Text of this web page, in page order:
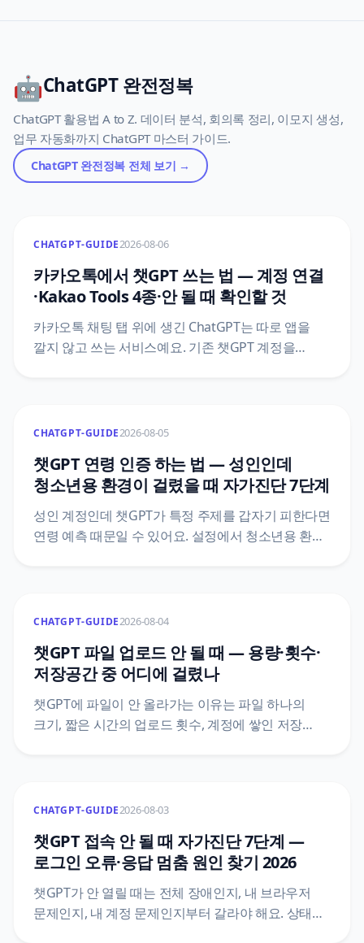
🤖ChatGPT 완전정복
ChatGPT 활용법 A to Z. 데이터 분석, 회의록 정리, 이모지 생성,
업무 자동화까지 ChatGPT 마스터 가이드.
ChatGPT 완전정복 전체 보기 →
CHATGPT-GUIDE2026-08-06
카카오톡에서 챗GPT 쓰는 법 — 계정 연결
·Kakao Tools 4종·안 될 때 확인할 것
카카오톡 채팅 탭 위에 생긴 ChatGPT는 따로 앱을
깔지 않고 쓰는 서비스예요. 기존 챗GPT 계정을
고객센터와 오픈AI 공식 문서 기준으로 정리했어요.
CHATGPT-GUIDE2026-08-05
챗GPT 연령 인증 하는 법 — 성인인데
청소년용 환경이 걸렸을 때 자가진단 7단계
성인 계정인데 챗GPT가 특정 주제를 갑자기 피한다면
연령 예측 때문일 수 있어요. 설정에서 청소년용 환경
CHATGPT-GUIDE2026-08-04
챗GPT 파일 업로드 안 될 때 — 용량·횟수·
저장공간 중 어디에 걸렸나
챗GPT에 파일이 안 올라가는 이유는 파일 하나의
크기, 짧은 시간의 업로드 횟수, 계정에 쌓인 저장
CHATGPT-GUIDE2026-08-03
챗GPT 접속 안 될 때 자가진단 7단계 —
로그인 오류·응답 멈춤 원인 찾기 2026
챗GPT가 안 열릴 때는 전체 장애인지, 내 브라우저
문제인지, 내 계정 문제인지부터 갈라야 해요. 상태